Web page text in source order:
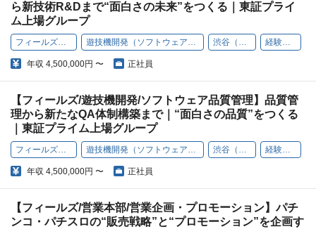
ら新技術R&Dまで“面白さの未来”をつくる｜東証プライ
ム上場グループ
フィールズ株式会社 遊技機開発（ソフトウェアエンジニア） 渋谷（本社） 経験者歓迎
年収 4,500,000円 〜 正社員
【フィールズ/遊技機開発/ソフトウェア品質管理】品質管
理から新たなQA体制構築まで｜“面白さの品質”をつくる
｜東証プライム上場グループ
フィールズ株式会社 遊技機開発（ソフトウェアエンジニア） 渋谷（本社） 経験者歓迎
年収 4,500,000円 〜 正社員
【フィールズ/営業本部/営業企画・プロモーション】パチ
ンコ・パチスロの“販売戦略”と“プロモーション”を企画す